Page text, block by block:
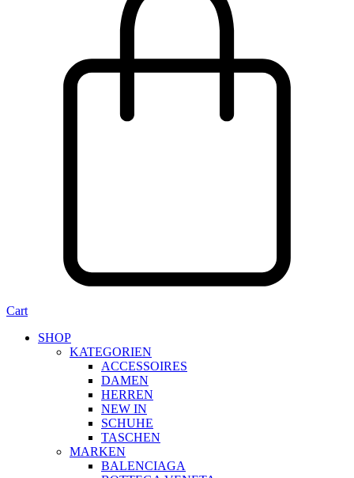
Cart
SHOP
KATEGORIEN
ACCESSOIRES
DAMEN
HERREN
NEW IN
SCHUHE
TASCHEN
MARKEN
BALENCIAGA